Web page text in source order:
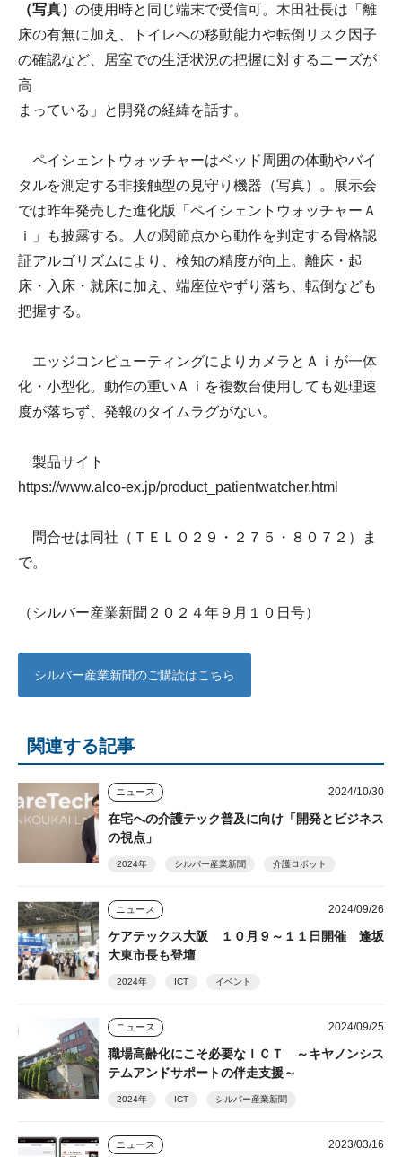
（写真） の使用時と同じ端末で受信可。木田社長は「離
床の有無に加え、トイレへの移動能力や転倒リスク因子
の確認など、居室での生活状況の把握に対するニーズが
高
まっている」と開発の経緯を話す。
ペイシェントウォッチャーはベッド周囲の体動やバイ
タルを測定する非接触型の見守り機器（写真）。展示会
では昨年発売した進化版「ペイシェントウォッチャーＡ
ｉ」も披露する。人の関節点から動作を判定する骨格認
証アルゴリズムにより、検知の精度が向上。離床・起
床・入床・就床に加え、端座位やずり落ち、転倒なども
把握する。
エッジコンピューティングによりカメラとＡｉが一体
化・小型化。動作の重いＡｉを複数台使用しても処理速
度が落ちず、発報のタイムラグがない。
製品サイト
https://www.alco-ex.jp/product_patientwatcher.html
問合せは同社（ＴＥＬ０２９・２７５・８０７２）ま
で。
（シルバー産業新聞２０２４年９月１０日号）
シルバー産業新聞のご購読はこちら
関連する記事
ニュース 2024/10/30
在宅への介護テック普及に向け「開発とビジネス
の視点」
2024年 シルバー産業新聞 介護ロボット
ニュース 2024/09/26
ケアテックス大阪 １０月９～１１日開催 逢坂
大東市長も登壇
2024年 ICT イベント
ニュース 2024/09/25
職場高齢化にこそ必要なＩＣＴ ～キヤノンシス
テムアンドサポートの伴走支援～
2024年 ICT シルバー産業新聞
ニュース 2023/03/16